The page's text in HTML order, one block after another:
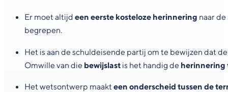
Er moet altijd een eerste kosteloze herinnering naar
begrepen.
Het is aan de schuldeisende partij om te bewijzen dat
Omwille van die bewijslast is het handig de herinnering
Het wetsontwerp maakt een onderscheid tussen de